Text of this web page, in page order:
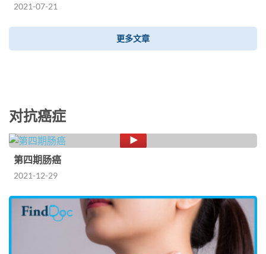
2021-07-21
更多文章
对抗癌症
第四期肠癌
2021-12-29